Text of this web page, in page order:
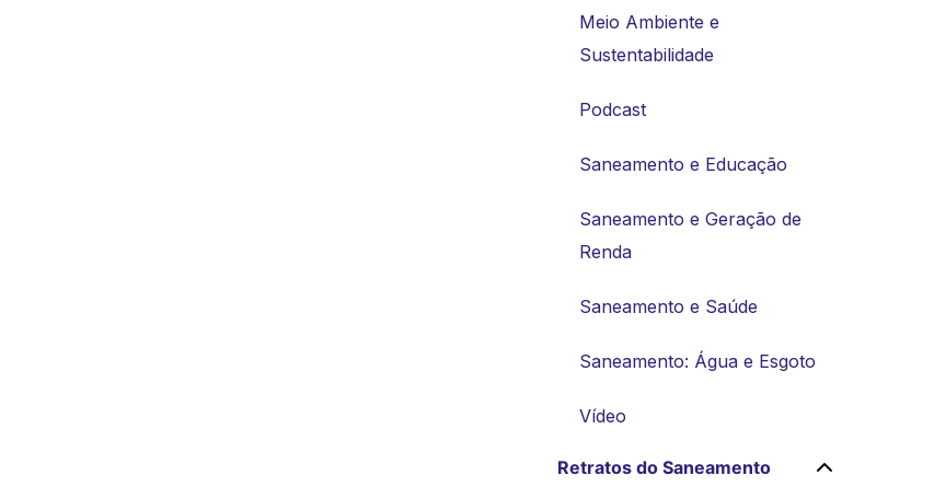
Meio Ambiente e
Sustentabilidade
Podcast
Saneamento e Educação
Saneamento e Geração de
Renda
Saneamento e Saúde
Saneamento: Água e Esgoto
Vídeo
Retratos do Saneamento